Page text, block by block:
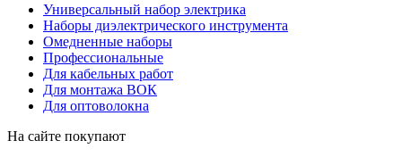
Универсальный набор электрика
Наборы диэлектрического инструмента
Омедненные наборы
Профессиональные
Для кабельных работ
Для монтажа ВОК
Для оптоволокна
На сайте покупают